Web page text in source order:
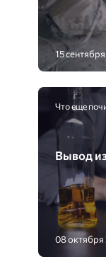
15
Что еще
Вывод
08 октября